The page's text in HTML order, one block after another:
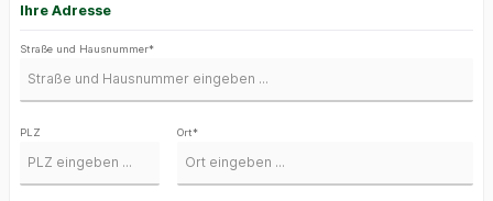
Ihre Adresse
Straße und Hausnummer*
PLZ Ort*